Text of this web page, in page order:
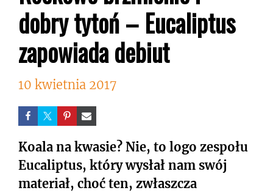
dobry tytoń – Eucaliptus
zapowiada debiut
10 kwietnia 2017
Koala na kwasie? Nie, to logo zespołu
Eucaliptus, który wysłał nam swój
materiał, choć ten, zwłaszcza